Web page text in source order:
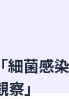
細菌感
」